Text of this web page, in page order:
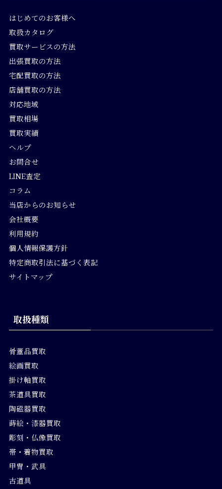
はじめてのお客様へ
取扱カタログ
買取サービスの方法
出張買取の方法
宅配買取の方法
店舗買取の方法
対応地域
買取相場
買取実績
ヘルプ
お問合せ
LINE査定
コラム
当店からのお知らせ
会社概要
利用規約
個人情報保護方針
特定商取引法に基づく表記
サイトマップ
取扱種類
骨董品買取
絵画買取
掛け軸買取
茶道具買取
陶磁器買取
蒔絵・漆器買取
彫刻・仏像買取
帯・着物買取
甲冑・武具
古道具